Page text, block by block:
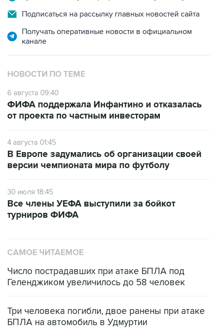
Подписаться на рассылку главных новостей сайта
Получать оперативные новости в официальном
канале
НОВОСТИ ПО ТЕМЕ
6 августа 09:40
ФИФА поддержала Инфантино и отказалась
от проекта по частным инвесторам
4 августа 01:45
В Европе задумались об организации своей
версии чемпионата мира по футболу
30 июля 18:45
Все члены УЕФА выступили за бойкот
турниров ФИФА
САМОЕ ЧИТАЕМОЕ
Число пострадавших при атаке БПЛА под
Геленджиком увеличилось до 58 человек
Три человека погибли, двое ранены при атаке
БПЛА на автомобиль в Удмуртии